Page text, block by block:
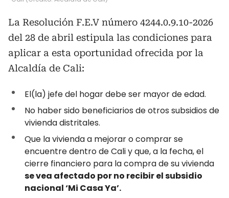
La Resolución F.E.V número 4244.0.9.10-2026
del 28 de abril estipula las condiciones para
aplicar a esta oportunidad ofrecida por la
Alcaldía de Cali:
El(la) jefe del hogar debe ser mayor de edad.
No haber sido beneficiarios de otros subsidios de
vivienda distritales.
Que la vivienda a mejorar o comprar se
encuentre dentro de Cali y que, a la fecha, el
cierre financiero para la compra de su vivienda
se vea afectado por no recibir el subsidio
nacional ‘Mi Casa Ya’.